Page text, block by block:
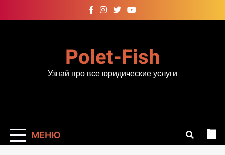
к
Polet-Fish
Узнай про все юридические услуги
МЕНЮ